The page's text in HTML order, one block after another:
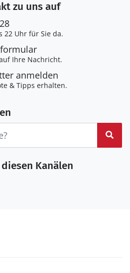
zu uns auf
22 Uhr für Sie da.
Ihre Nachricht.
anmelden
& Tipps erhalten.
Kanälen